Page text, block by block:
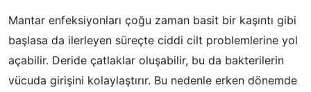
Mantar enfeksiyonları çoğu zaman basit bir kaşıntı gibi
başlasa da ilerleyen süreçte ciddi cilt problemlerine yol
açabilir. Deride çatlaklar oluşabilir, bu da bakterilerin
vücuda girişini kolaylaştırır. Bu nedenle erken dönemde